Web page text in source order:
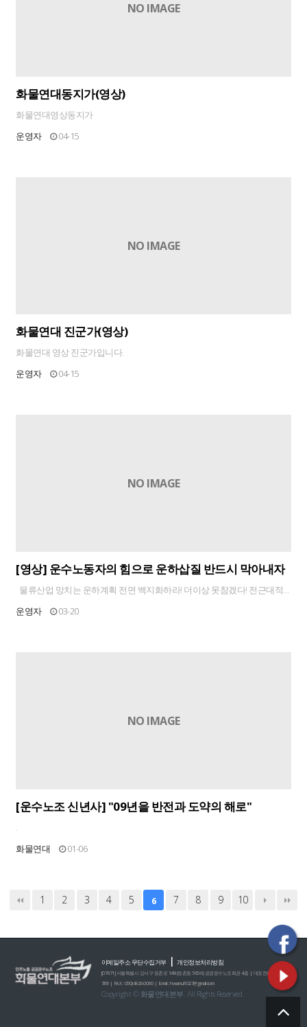
NO IMAGE
화물연대동지가(영상)
화물연대영상동지가
운영자
04-15
NO IMAGE
화물연대 진군가(영상)
화물연대 영상 진군가입니다.
운영자
04-15
NO IMAGE
[영상] 운수노동자의 힘으로 운하삽질 반드시 막아내자
물류산업 망치는 운하계획 전면 백지화하라! 더이상 못참겠다! 전근대적
운영자 03-20
NO IMAGE
[운수노조 신년사] "09년을 반전과 도약의 해로"
.
화물연대
01-06
1 2 3 4 5 6 7 8 9 10
이메일주소 무단수집거부|개인정보처리방침
[07671] 서울특별시 강서구 등촌로 149 (등촌동 560-6) 공공운수노조회관 4층 | 대표전화 : 02)2635-0
789 | FAX : 050)4926-0060 | E-mail : hwamul1027@gmail.com
Copyright © 화물연대본부. All Rights Reserved.